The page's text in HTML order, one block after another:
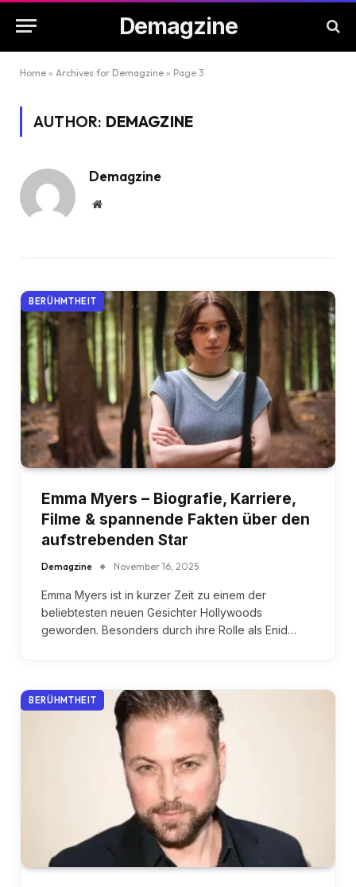
Demagzine
Home » Archives for Demagzine » Page 3
AUTHOR: DEMAGZINE
Demagzine
Website
BERÜHMTHEIT
Emma Myers – Biografie, Karriere,
Filme & spannende Fakten über den
aufstrebenden Star
Demagzine November 16, 2025
Emma Myers ist in kurzer Zeit zu einem der
beliebtesten neuen Gesichter Hollywoods
geworden. Besonders durch ihre Rolle als Enid…
BERÜHMTHEIT